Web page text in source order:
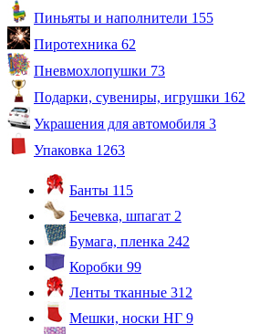
Пиньяты и наполнители 155
Пиротехника 62
Пневмохлопушки 73
Подарки, сувениры, игрушки 162
Украшения для автомобиля 3
Упаковка 1263
Банты 115
Бечевка, шпагат 2
Бумага, пленка 242
Коробки 99
Ленты тканные 312
Мешки, носки НГ 9